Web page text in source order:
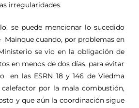
irregularidades.
se puede mencionar lo sucedido
Mainque cuando, por problemas en
se vio en la obligación de
en menos de dos días, para evitar
en las ESRN 18 y 146 de Viedma
por la mala combustión,
y que aún la coordinación sigue